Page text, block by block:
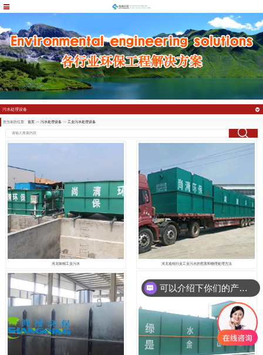
污水处理设备
您当前的位置: 首页>> 污水处理设备>> 工业污水处理设备
河北味精工业污水 河北造纸行业工业污水的危害和物理处理方法
可以介绍下你们的产品么